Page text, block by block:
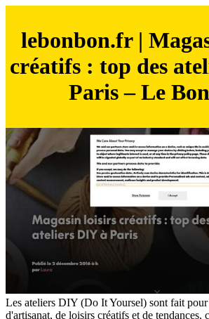
lebonbon.fr |
créatifs : top des
Paris – Le
Les ateliers DIY (Do It Yoursel) sont fait
d'artisanat, de loisirs créatifs et de tendances,